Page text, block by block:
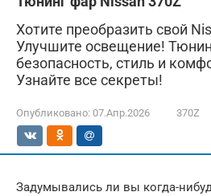
Хотите преобразить свой
Улучшите освещение!
безопасность, стиль и
Узнайте все секреты!
Опубликовано: 07.Апр.2026 370Z
Задумывались ли вы когда-